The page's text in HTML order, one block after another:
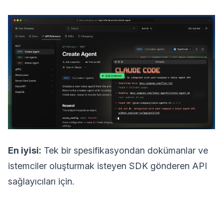
En iyisi: Tek bir spesifikasyondan dokümanlar ve
istemciler oluşturmak isteyen SDK gönderen API
sağlayıcıları için.